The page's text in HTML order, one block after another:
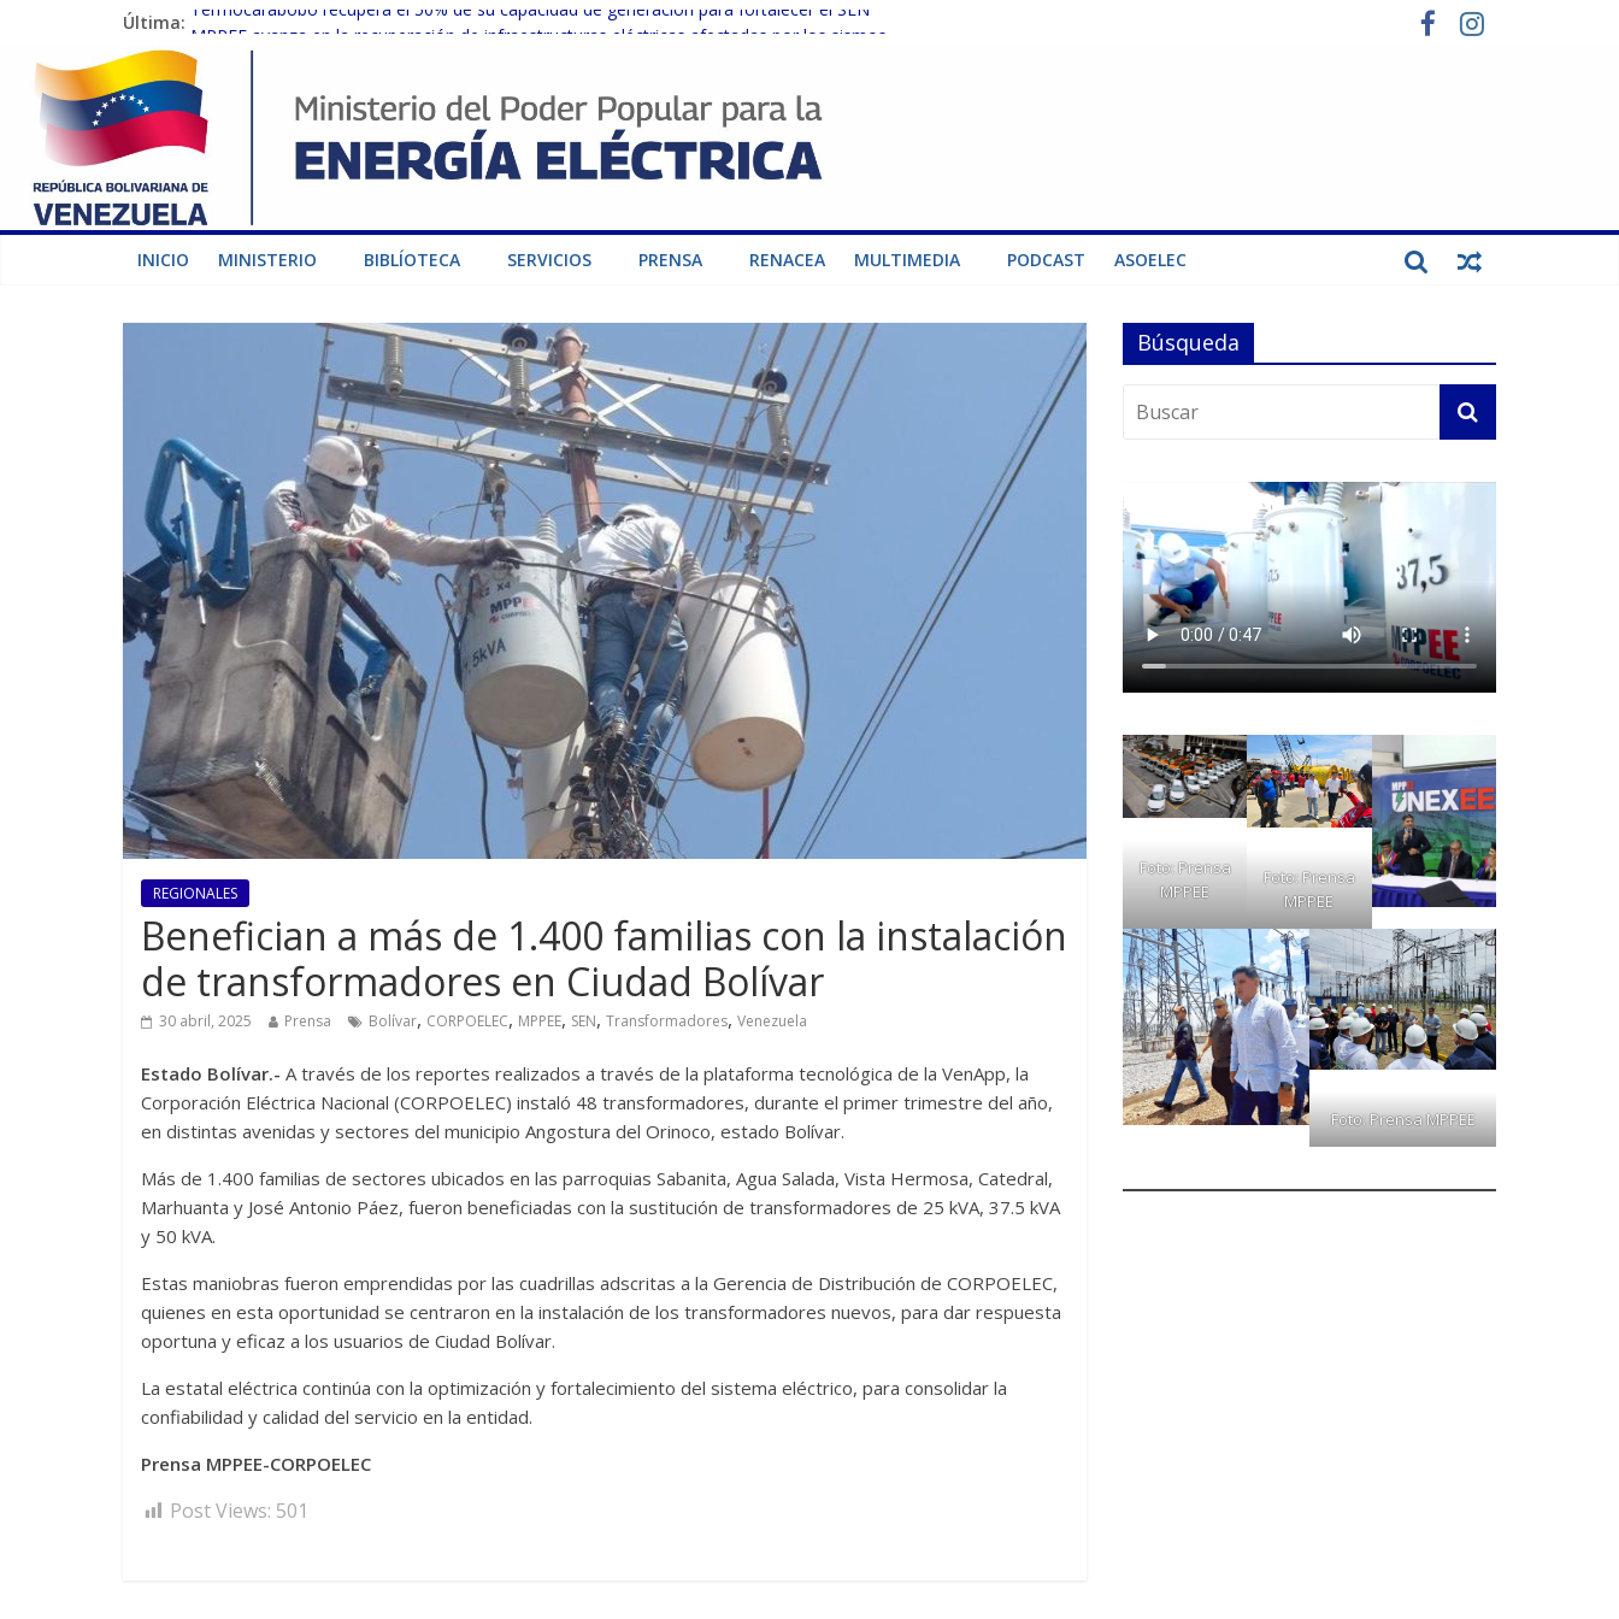
Última: Termocarabobo recupera el 50% de su capacidad de generación para fortalecer el SEN
MPPEE avanza en la recuperación de infraestructuras eléctricas afectadas por los sismos
Gobierno Nacional coordina acciones con el sector privado para fortalecer el SEN ante el «Súper Niño»
Inspeccionan trabajos de rehabilitación en instalaciones del SEN en Carabobo
Gobierno Nacional activa plan preventivo para fortalecer el SEN ante el fenómeno de El Niño
INICIO MINISTERIO BIBLÍOTECA SERVICIOS PRENSA RENACEA MULTIMEDIA PODCAST ASOELEC
REGIONALES
Benefician a más de 1.400 familias con la instalación
de transformadores en Ciudad Bolívar
30 abril, 2025 Prensa Bolívar, CORPOELEC, MPPEE, SEN, Transformadores, Venezuela
Estado Bolívar.- A través de los reportes realizados a través de la plataforma tecnológica de la VenApp, la
Corporación Eléctrica Nacional (CORPOELEC) instaló 48 transformadores, durante el primer trimestre del año,
en distintas avenidas y sectores del municipio Angostura del Orinoco, estado Bolívar.
Más de 1.400 familias de sectores ubicados en las parroquias Sabanita, Agua Salada, Vista Hermosa, Catedral,
Marhuanta y José Antonio Páez, fueron beneficiadas con la sustitución de transformadores de 25 kVA, 37.5 kVA
y 50 kVA.
Estas maniobras fueron emprendidas por las cuadrillas adscritas a la Gerencia de Distribución de CORPOELEC,
quienes en esta oportunidad se centraron en la instalación de los transformadores nuevos, para dar respuesta
oportuna y eficaz a los usuarios de Ciudad Bolívar.
La estatal eléctrica continúa con la optimización y fortalecimiento del sistema eléctrico, para consolidar la
confiabilidad y calidad del servicio en la entidad.
Prensa MPPEE-CORPOELEC
Post Views: 501
Búsqueda
Foto: Prensa
MPPEE
Foto: Prensa
MPPEE
Foto: Prensa MPPEE